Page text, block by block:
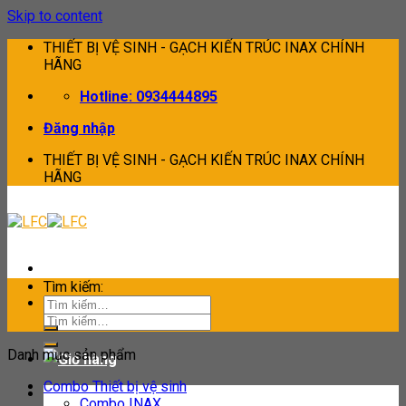
Skip to content
THIẾT BỊ VỆ SINH - GẠCH KIẾN TRÚC INAX CHÍNH
HÃNG
Hotline: 0934444895
Đăng nhập
THIẾT BỊ VỆ SINH - GẠCH KIẾN TRÚC INAX CHÍNH
HÃNG
Tìm kiếm:
Tìm kiếm:
Danh mục sản phẩm
Combo Thiết bị vệ sinh